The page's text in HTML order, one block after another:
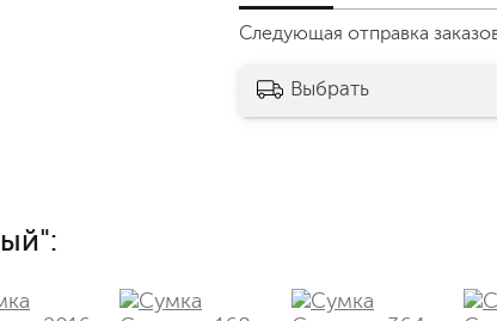
Следующая отправка
Выбрать